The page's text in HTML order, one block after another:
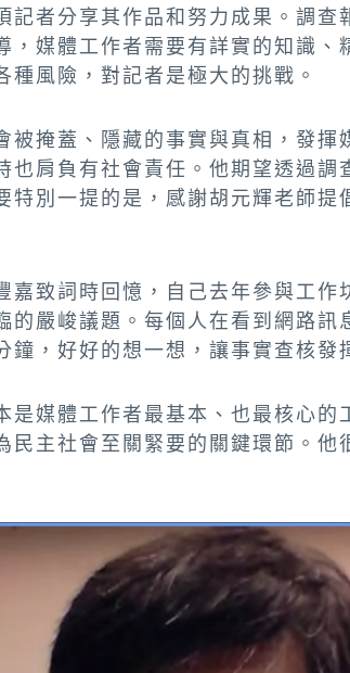
記者分享其作品和努力成果。調查
，媒體工作者需要有詳實的知識、
風險，對記者是極大的挑戰。
被掩蓋、隱藏的事實與真相，發揮
也肩負有社會責任。他期望透過調
特別一提的是，感謝胡元輝老師提
嘉致詞時回憶，自己去年參與工作
的嚴峻議題。每個人在看到網路訊
鐘，好好的想一想，讓事實查核發
是媒體工作者最基本、也最核心的
民主社會至關緊要的關鍵環節。他